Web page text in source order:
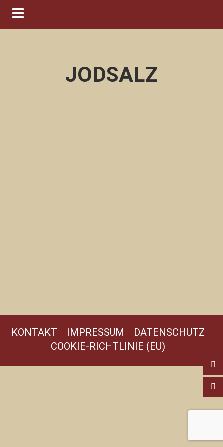
Navigation ein-/ausblenden
JODSALZ
KONTAKT IMPRESSUM
DATENSCHUTZ
COOKIE-RICHTLINIE (EU)